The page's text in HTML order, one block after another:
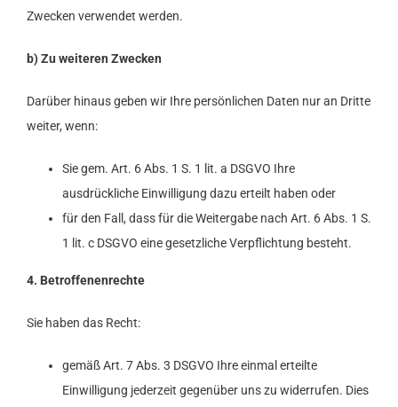
Zwecken verwendet werden.
b) Zu weiteren Zwecken
Darüber hinaus geben wir Ihre persönlichen Daten nur an Dritte
weiter, wenn:
Sie gem. Art. 6 Abs. 1 S. 1 lit. a DSGVO Ihre
ausdrückliche Einwilligung dazu erteilt haben oder
für den Fall, dass für die Weitergabe nach Art. 6 Abs. 1 S.
1 lit. c DSGVO eine gesetzliche Verpflichtung besteht.
4. Betroffenenrechte
Sie haben das Recht:
gemäß Art. 7 Abs. 3 DSGVO Ihre einmal erteilte
Einwilligung jederzeit gegenüber uns zu widerrufen. Dies